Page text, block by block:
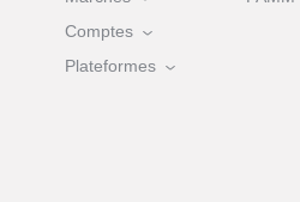
Comptes
Plateformes